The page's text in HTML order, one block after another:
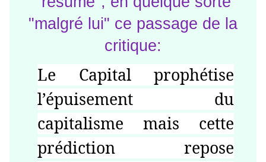
"malgré lui" ce passage de la
critique:
Le Capital prophétise
l’épuisement du
capitalisme mais cette
prédiction repose